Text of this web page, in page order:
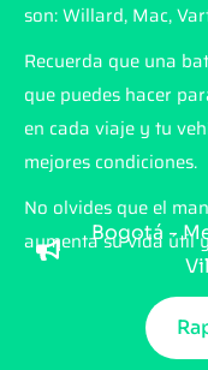
son: Willard, Mac,
Recuerda que una
que puedes hacer
en cada viaje y tu
mejores condiciones.
No olvides que el
aumenta su vida útil
Bogotá -